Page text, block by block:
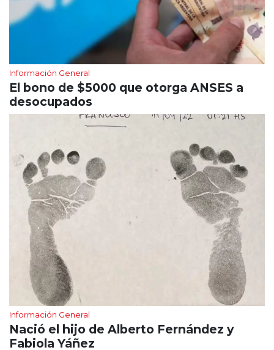
Información General
El bono de $5000 que otorga ANSES a
desocupados
Información General
Nació el hijo de Alberto Fernández y
Fabiola Yáñez